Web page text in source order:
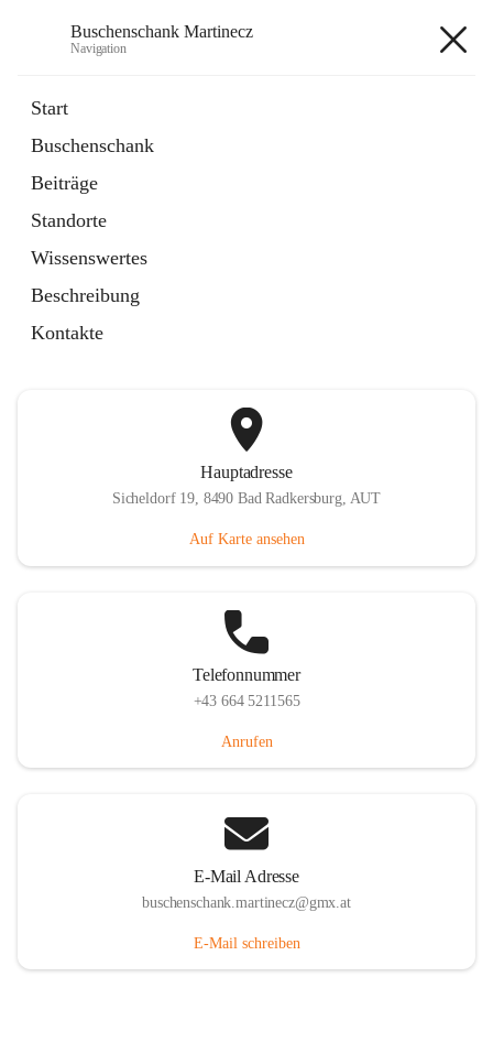
Buschenschank Martinecz
Navigation
Start
Buschenschank
Beiträge
Standorte
Wissenswertes
Beschreibung
Kontakte
Artikel
in
Tab
Der Buschenschank
öffnet
in
neuem
Tab
Hauptadresse
Sicheldorf 19, 8490 Bad Radkersburg, AUT
Auf Karte ansehen
Telefonnummer
+43 664 5211565
Anrufen
E-Mail Adresse
buschenschank.martinecz@gmx.at
E-Mail schreiben